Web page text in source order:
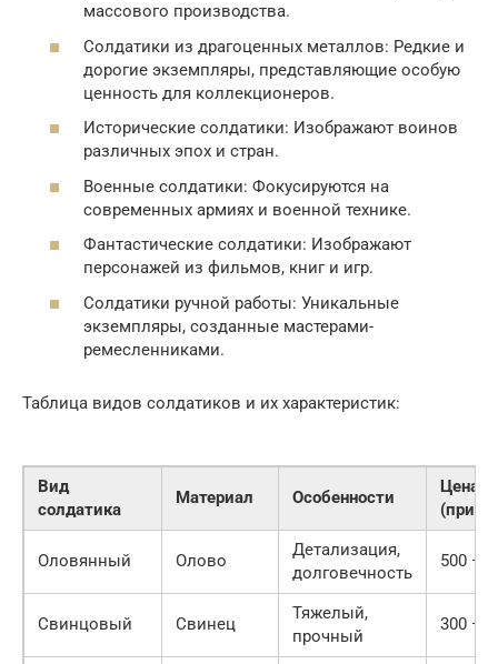
массового производства.
Солдатики из драгоценных металлов: Редкие и
дорогие экземпляры, представляющие особую
ценность для коллекционеров.
Исторические солдатики: Изображают воинов
различных эпох и стран.
Военные солдатики: Фокусируются на
современных армиях и военной технике.
Фантастические солдатики: Изображают
персонажей из фильмов, книг и игр.
Солдатики ручной работы: Уникальные
экземпляры, созданные мастерами-
ремесленниками.
Таблица видов солдатиков и их характеристик:
Вид
солдатика
Материал Особенности
Цена
Оловянный Олово
Детализация,
долговечность
500 —
Свинцовый Свинец
Тяжелый,
прочный
300 —